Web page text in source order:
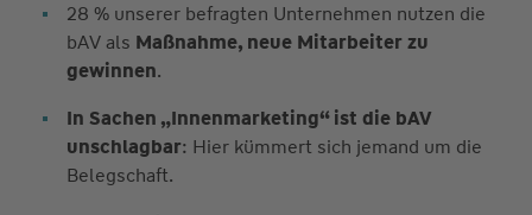
28 % unserer befragten Unternehmen nutzen die
bAV als Maßnahme, neue Mitarbeiter zu
gewinnen.
In Sachen „Innenmarketing“ ist die bAV
unschlagbar: Hier kümmert sich jemand um die
Belegschaft.